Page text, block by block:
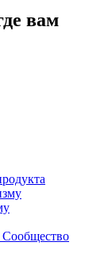
вам
Сообщество